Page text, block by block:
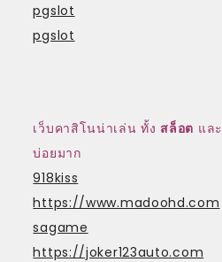
pgslot
pgslot
เว็บคาสิโนน่าเล่น ทั้ง สล็อต และ
บ่อยมาก
918kiss
https://www.madoohd.com
sagame
https://joker123auto.com